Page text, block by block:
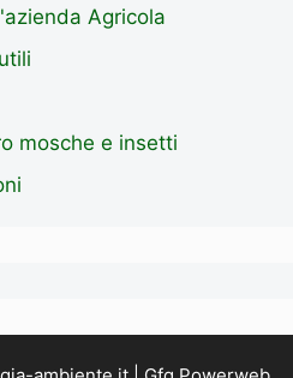
Agricola
mosche e insetti